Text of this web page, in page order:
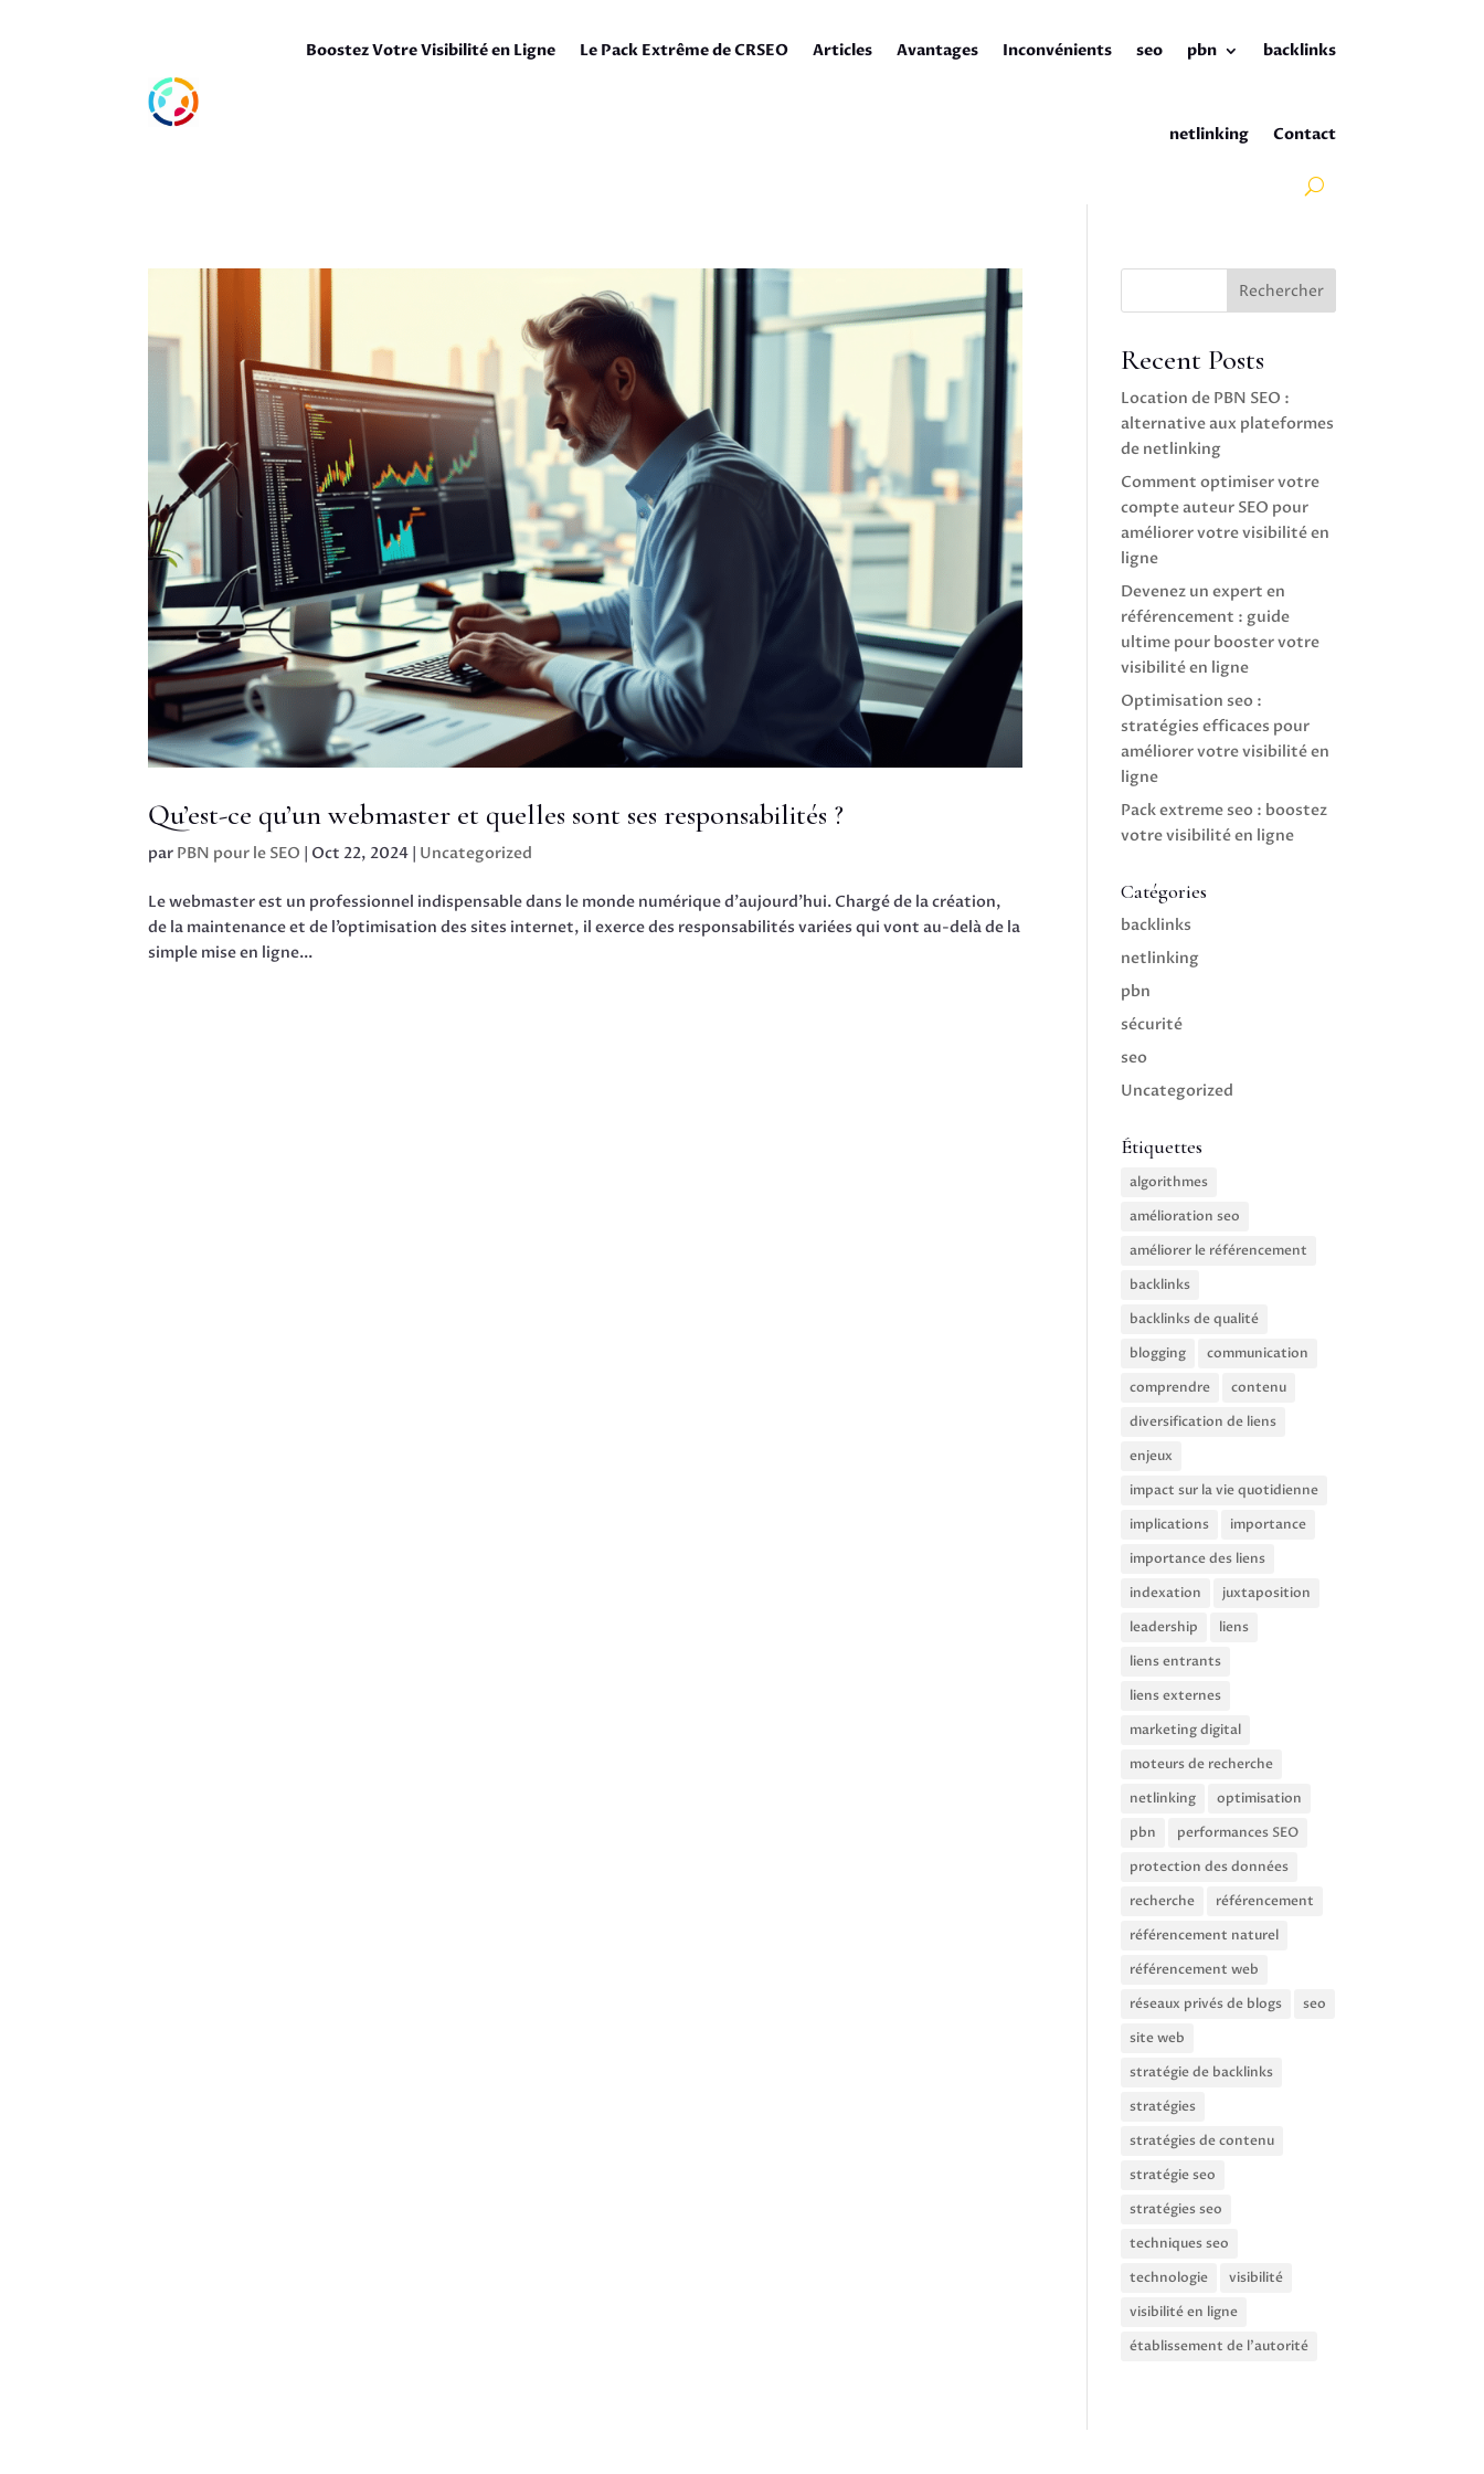
Boostez Votre Visibilité en Ligne Le Pack Extrême de CRSEO Articles Avantages Inconvénients seo pbn backlinks
netlinking Contact
Qu’est-ce qu’un webmaster et quelles sont ses responsabilités ?
par PBN pour le SEO Oct 22, 2024 Uncategorized
Le webmaster est un professionnel indispensable dans le monde numérique d’aujourd’hui. Chargé de la création,
de la maintenance et de l’optimisation des sites internet, il exerce des responsabilités variées qui vont au-delà de la
simple mise en ligne...
Rechercher
Recent Posts
Location de PBN SEO :
alternative aux plateformes
de netlinking
Comment optimiser votre
compte auteur SEO pour
améliorer votre visibilité en
ligne
Devenez un expert en
référencement : guide
ultime pour booster votre
visibilité en ligne
Optimisation seo :
stratégies efficaces pour
améliorer votre visibilité en
ligne
Pack extreme seo : boostez
votre visibilité en ligne
Catégories
backlinks
netlinking
pbn
sécurité
seo
Uncategorized
Étiquettes
algorithmes
amélioration seo
améliorer le référencement
backlinks
backlinks de qualité
blogging
communication
comprendre
contenu
diversification de liens
enjeux
impact sur la vie quotidienne
implications
importance
importance des liens
indexation
juxtaposition
leadership
liens
liens entrants
liens externes
marketing digital
moteurs de recherche
netlinking
optimisation
pbn
performances SEO
protection des données
recherche
référencement
référencement naturel
référencement web
réseaux privés de blogs
seo
site web
stratégie de backlinks
stratégies
stratégies de contenu
stratégie seo
stratégies seo
techniques seo
technologie
visibilité
visibilité en ligne
établissement de l'autorité